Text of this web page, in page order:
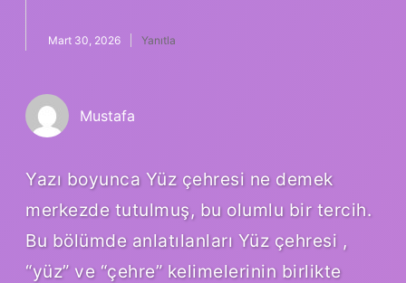
Mart 30, 2026 Yanıtla
Mustafa
Yazı boyunca Yüz çehresi ne demek
merkezde tutulmuş, bu olumlu bir tercih.
Bu bölümde anlatılanları Yüz çehresi ,
“yüz” ve “çehre” kelimelerinin birlikte